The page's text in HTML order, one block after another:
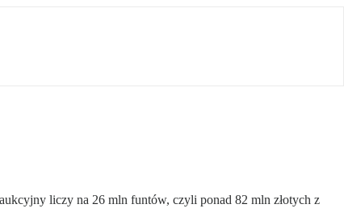
liczy na 26 mln funtów, czyli ponad 82 mln złotych z